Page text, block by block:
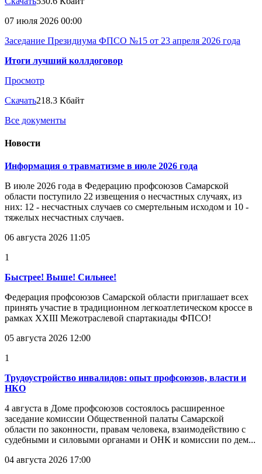
07 июля 2026 00:00
Заседание Президиума ФПСО №15 от 23 апреля 2026 года
Итоги лучший коллдоговор
Просмотр
Скачать218.3 Кбайт
Все документы
Новости
Информация о травматизме в июле 2026 года
В июле 2026 года в Федерацию профсоюзов Самарской
области поступило 22 извещения о несчастных случаях, из
них: 12 - несчастных случаев со смертельным исходом и 10 -
тяжелых несчастных случаев.
06 августа 2026 11:05
1
Быстрее! Выше! Сильнее!
Федерация профсоюзов Самарской области приглашает всех
принять участие в традиционном легкоатлетическом кроссе в
рамках XXIII Межотраслевой спартакиады ФПСО!
05 августа 2026 12:00
1
Трудоустройство инвалидов: опыт профсоюзов, власти и
НКО
4 августа в Доме профсоюзов состоялось расширенное
заседание комиссии Общественной палаты Самарской
области по законности, правам человека, взаимодействию с
судебными и силовыми органами и ОНК и комиссии по дем...
04 августа 2026 17:00